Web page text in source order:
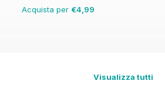
Acquista per €4,99
Visualizza tutti